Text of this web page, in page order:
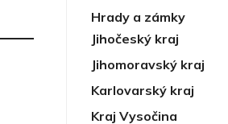
Hrady a zámky
Jihočeský kraj
Jihomoravský kraj
Karlovarský kraj
Kraj Vysočina